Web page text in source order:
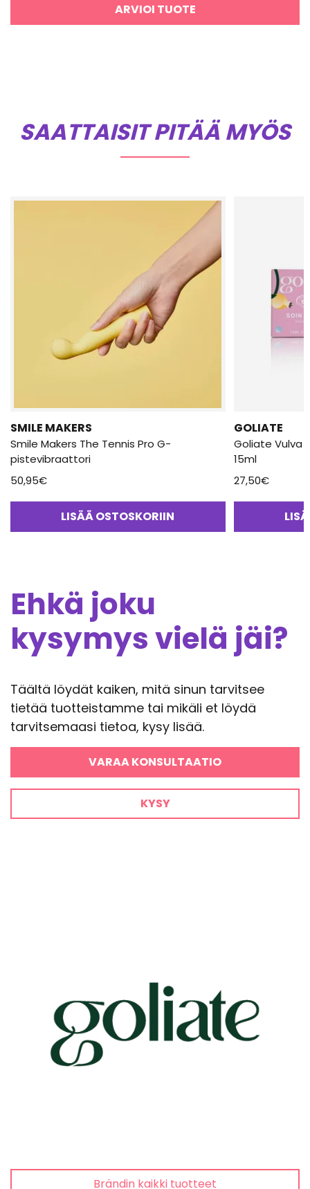
ARVIOI TUOTE
SAATTAISIT PITÄÄ MYÖS
SMILE MAKERS
Smile Makers The Tennis Pro G-
pistevibraattori
50,95€
LISÄÄ OSTOSKORIIN
GOLIATE
Goliate Vulva
15ml
27,50€
Ehkä joku
kysymys vielä jäi?
Täältä löydät kaiken, mitä sinun tarvitsee
tietää tuotteistamme tai mikäli et löydä
tarvitsemaasi tietoa, kysy lisää.
VARAA KONSULTAATIO
KYSY
Brändin kaikki tuotteet